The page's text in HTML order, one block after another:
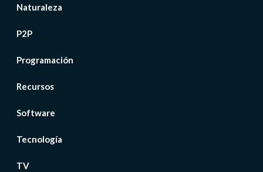
Naturaleza
P2P
Programación
Recursos
Software
Tecnología
TV